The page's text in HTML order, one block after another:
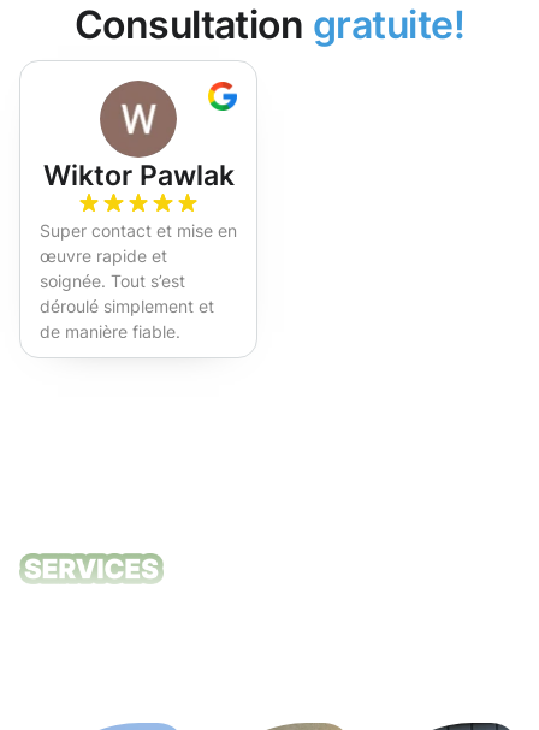
Consultation gratuite!
Wiktor Pawlak
Super contact et mise en
œuvre rapide et
soignée. Tout s’est
déroulé simplement et
de manière fiable.
Fortement recommandé !